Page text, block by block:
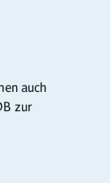
auch
zur